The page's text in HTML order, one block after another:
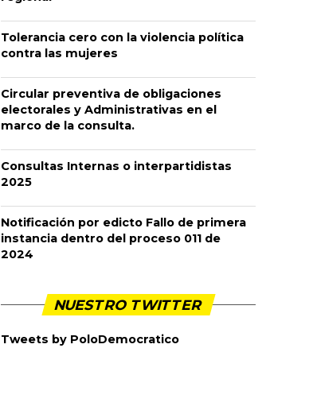
Tolerancia cero con la violencia política
contra las mujeres
Circular preventiva de obligaciones
electorales y Administrativas en el
marco de la consulta.
Consultas Internas o interpartidistas
2025
Notificación por edicto Fallo de primera
instancia dentro del proceso 011 de
2024
NUESTRO TWITTER
Tweets by PoloDemocratico